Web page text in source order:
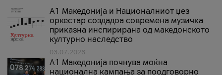
А1 Македонија и Националниот џез
оркестар создадоа современа музичка
приказна инспирирана од македонското
културно наследство
03.07.2026
A1 Македонија почнува моќна
национална кампања за поодговорно